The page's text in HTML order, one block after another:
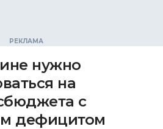
нужно
на
с
дефицитом